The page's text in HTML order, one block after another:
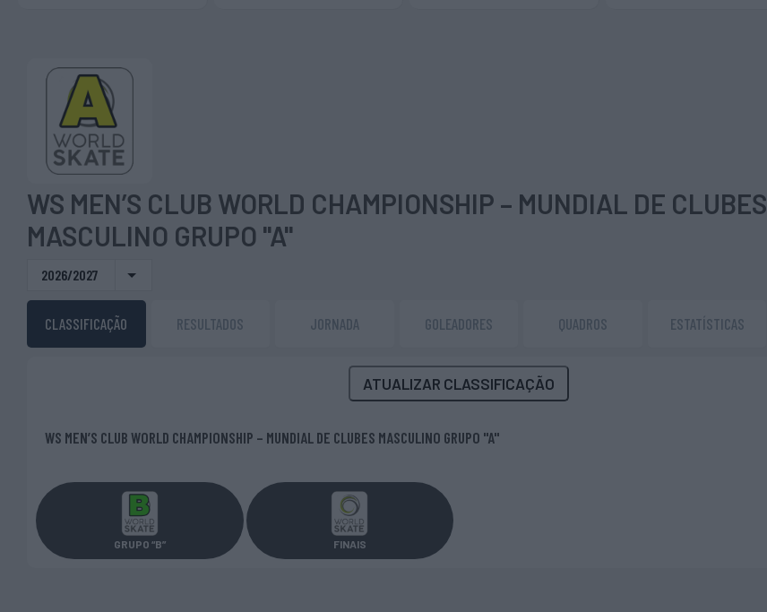
WS MEN’S CLUB WORLD CHAMPIONSHIP – MUNDIAL DE CLUBES
MASCULINO GRUPO "A"
2026/2027
CLASSIFICAÇÃO RESULTADOS JORNADA GOLEADORES QUADROS ESTATÍSTICAS
ATUALIZAR CLASSIFICAÇÃO
WS MEN’S CLUB WORLD CHAMPIONSHIP – MUNDIAL DE CLUBES MASCULINO GRUPO "A"
GRUPO “B” FINAIS